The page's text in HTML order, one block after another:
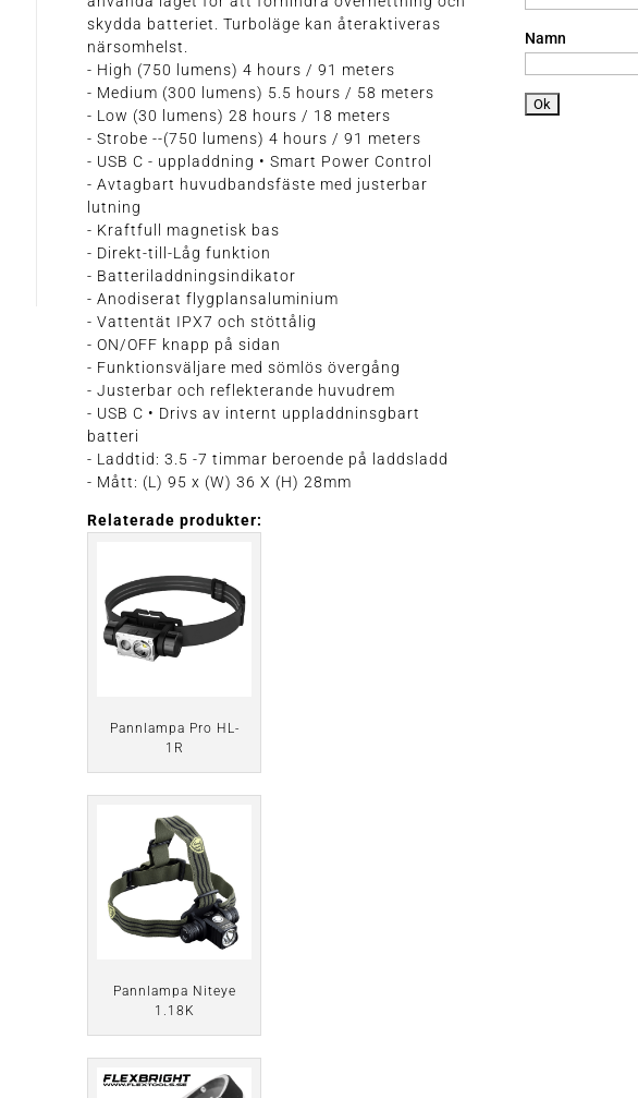
skydda batteriet. Turboläge kan återaktiveras
närsomhelst.
- High (750 lumens) 4 hours / 91 meters
- Medium (300 lumens) 5.5 hours / 58 meters
- Low (30 lumens) 28 hours / 18 meters
- Strobe --(750 lumens) 4 hours / 91 meters
- USB C - uppladdning • Smart Power Control
- Avtagbart huvudbandsfäste med justerbar
lutning
- Kraftfull magnetisk bas
- Direkt-till-Låg funktion
- Batteriladdningsindikator
- Anodiserat flygplansaluminium
- Vattentät IPX7 och stöttålig
- ON/OFF knapp på sidan
- Funktionsväljare med sömlös övergång
- Justerbar och reflekterande huvudrem
- USB C • Drivs av internt uppladdninsgbart
batteri
- Laddtid: 3.5 -7 timmar beroende på laddsladd
- Mått: (L) 95 x (W) 36 X (H) 28mm
Relaterade produkter:
Pannlampa Pro HL-
1R
Pannlampa Niteye
1.18K
oi
d
ic
o
n
Namn